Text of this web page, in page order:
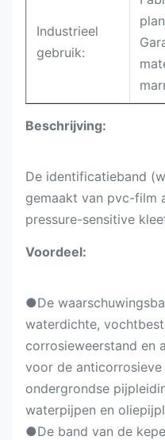
Industrieel
gebruik:
Beschrijving:
De identificatieband
gemaakt van pvc-film
pressure-sensitive
Voordeel:
●De
waterdichte,
corrosieweerstand en
voor de anticorrosieve
ondergrondse
waterpijpen en
●De band van de